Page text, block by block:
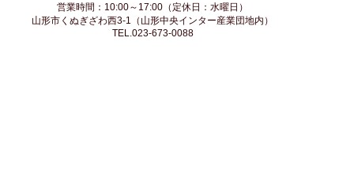
営業時間：10:00～17:00（定休日：水曜日）
山形市くぬぎざわ西3-1（山形中央インター産業団地内）
TEL.023-673-0088